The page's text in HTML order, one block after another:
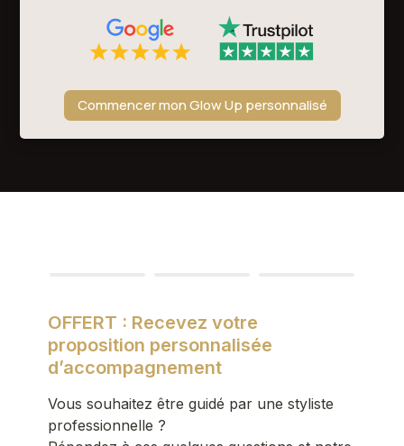
Commencer mon Glow Up personnalisé